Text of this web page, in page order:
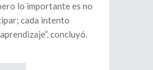
lo importante es no
cada intento
concluyó.